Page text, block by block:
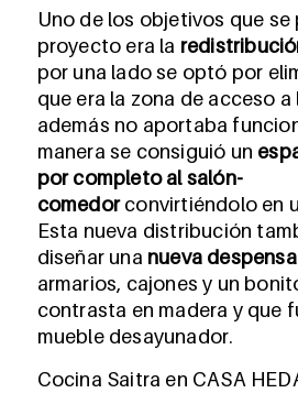
Uno de los objetivos que se
proyecto era la
por una lado se optó por
que era la zona de acceso a
además no aportaba
manera se consiguió un
por completo al salón-
comedorconvirtiéndolo en
Esta nueva distribución
diseñar una nueva despensa
armarios, cajones y un
contrasta en madera y que
mueble desayunador.
Cocina Saitra en CASA